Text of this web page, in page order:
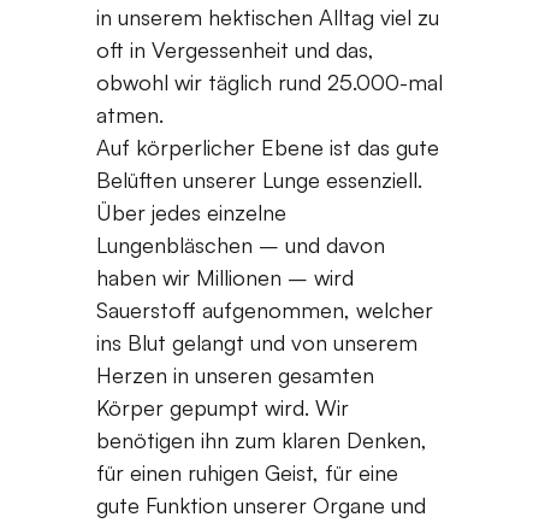
in unserem hektischen Alltag viel zu
oft in Vergessenheit und das,
obwohl wir täglich rund 25.000-mal
atmen.
Auf körperlicher Ebene ist das gute
Belüften unserer Lunge essenziell.
Über jedes einzelne
Lungenbläschen – und davon
haben wir Millionen – wird
Sauerstoff aufgenommen, welcher
ins Blut gelangt und von unserem
Herzen in unseren gesamten
Körper gepumpt wird. Wir
benötigen ihn zum klaren Denken,
für einen ruhigen Geist, für eine
gute Funktion unserer Organe und